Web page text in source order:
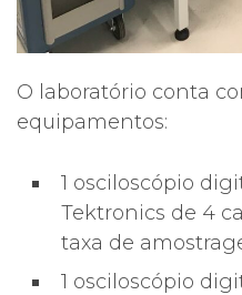
O laboratório conta
equipamentos:
1 osciloscópio
Tektronics de 4
taxa de
1 osciloscópio